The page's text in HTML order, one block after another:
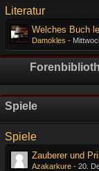
Literatur
Welches Buch
Damokles -
Spiele
Spiele
Zauberer und
Azakarkure - 20.